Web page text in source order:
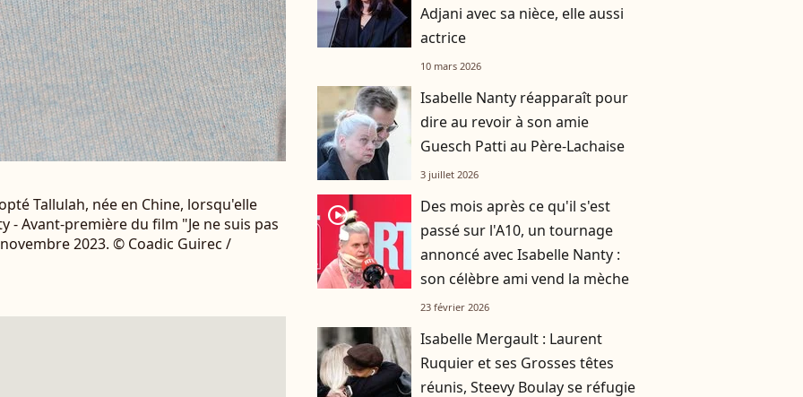
Tallulah, née en Chine, lorsqu'elle
- Avant-première du film "Je ne suis pas
2023. © Coadic Guirec /
Adjani avec sa nièce, elle aussi
actrice
10 mars 2026
Isabelle Nanty réapparaît pour
dire au revoir à son amie
Guesch Patti au Père-Lachaise
3 juillet 2026
player2
Des mois après ce qu'il s'est
passé sur l'A10, un tournage
annoncé avec Isabelle Nanty :
son célèbre ami vend la mèche
23 février 2026
Isabelle Mergault : Laurent
Ruquier et ses Grosses têtes
réunis, Steevy Boulay se réfugie